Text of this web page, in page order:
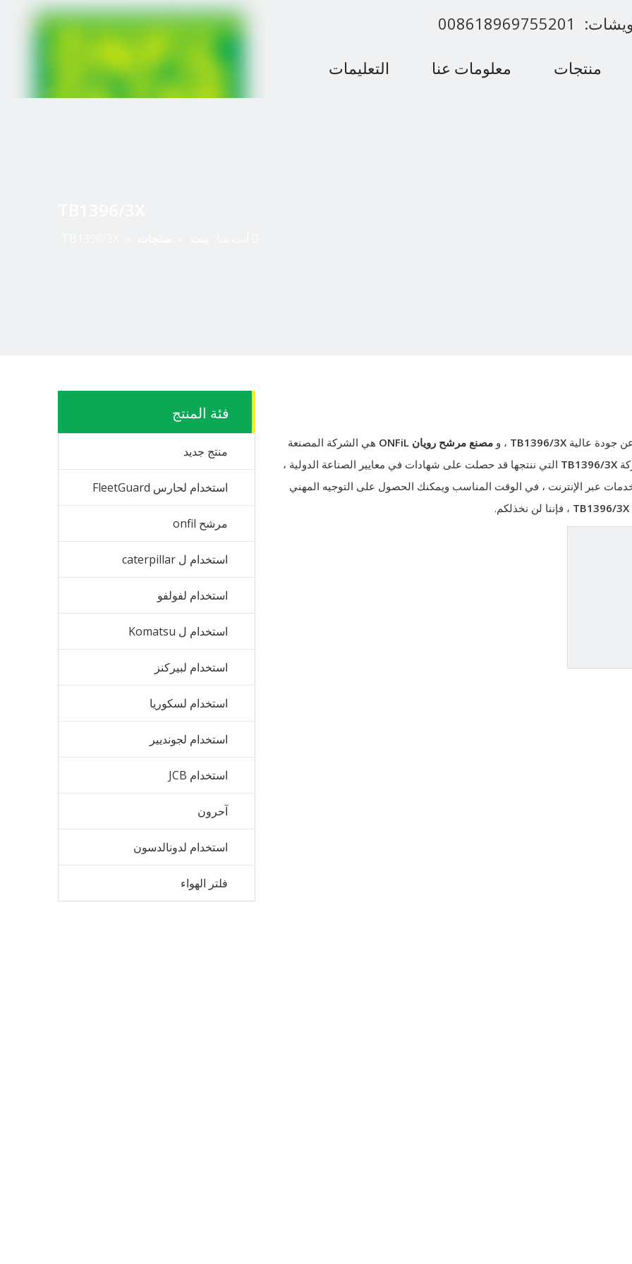
منتجات معلومات عنا
التعليمات
فئة المنتج
منتج جديد
استخدام لحارس FleetGuard
مرشح onfil
استخدام ل caterpillar
استخدام لفولفو
استخدام ل Komatsu
استخدام لبيركنز
استخدام لسكوريا
استخدام لجونديير
استخدام JCB
آحرون
استخدام لدونالدسون
فلتر الهواء
جودة عالية TB1396/3X ، و مصنع مرشح رويان ONFiL
هي الشركة المصنعة
TB1396/3X التي ننتجها قد حصلت على شهادات في معايير الصناعة الدولية ،
عبر الإنترنت ، في الوقت المناسب ويمكنك الحصول على التوجيه المهني
TB1396/3X ، فإننا لن نخذلكم.